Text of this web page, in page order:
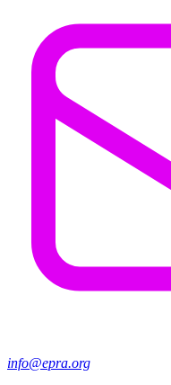
info@epra.org